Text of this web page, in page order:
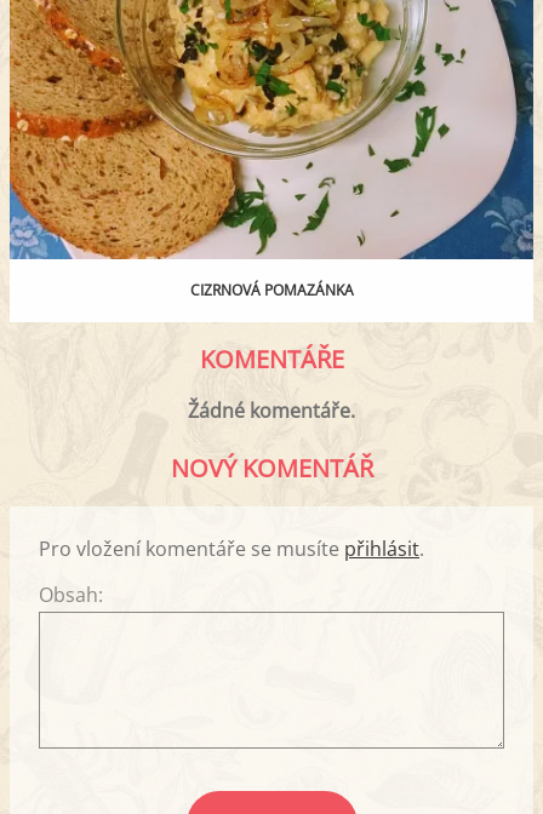
CIZRNOVÁ POMAZÁNKA
KOMENTÁŘE
Žádné komentáře.
NOVÝ KOMENTÁŘ
Pro vložení komentáře se musíte přihlásit.
Obsah: